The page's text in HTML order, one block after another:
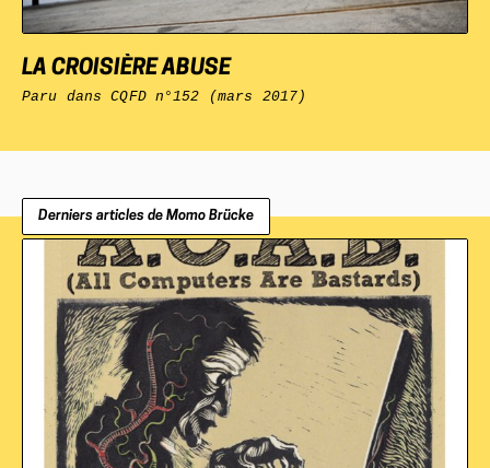
LA CROISIÈRE ABUSE
Paru dansCQFDn°152 (mars 2017)
Derniers articles de Momo Brücke